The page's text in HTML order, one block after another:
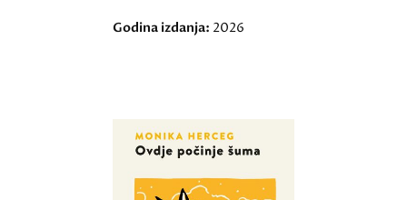
Godina izdanja: 2026